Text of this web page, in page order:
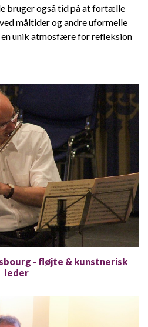
bruger også tid på at fortælle
måltider og andre uformelle
en unik atmosfære for refleksion
- fløjte & kunstnerisk
leder